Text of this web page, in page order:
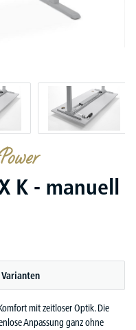
K - manuell
mit zeitloser Optik. Die
Anpassung ganz ohne